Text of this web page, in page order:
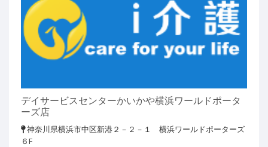
デイサービスセンターかいかや横浜ワールドポータ
ーズ店
神奈川県横浜市中区新港２－２－１ 横浜ワールドポーターズ
６F